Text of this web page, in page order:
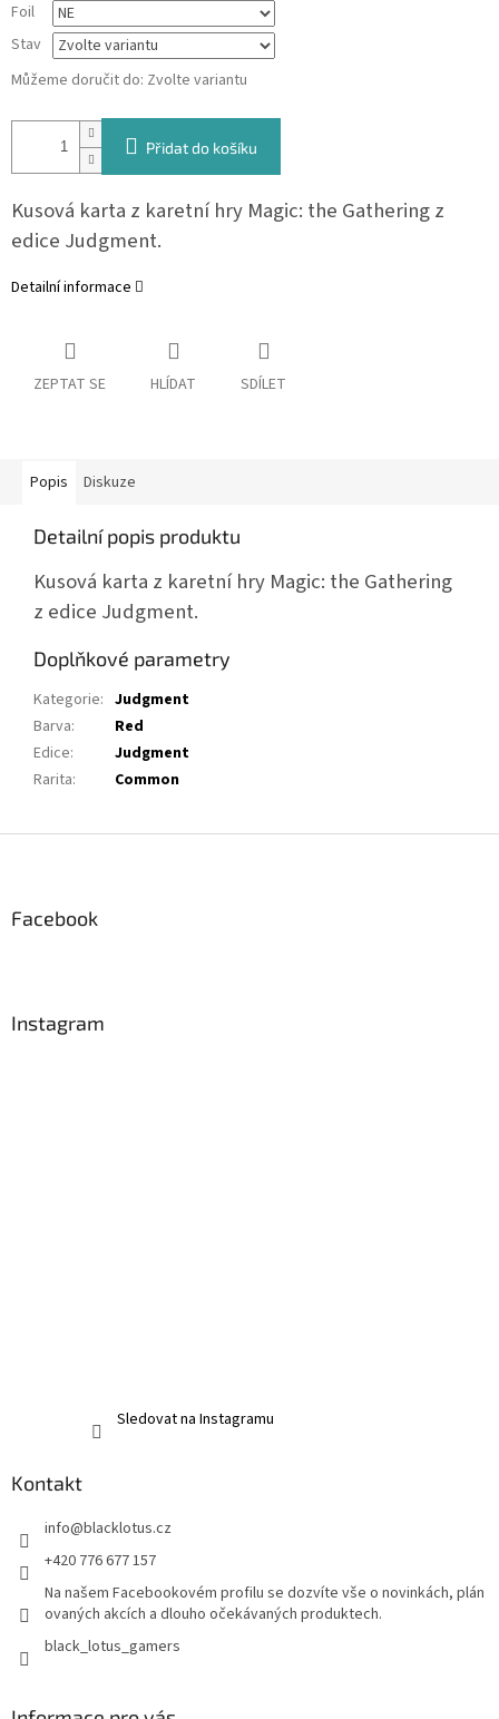
Foil
Stav
Můžeme doručit do: Zvolte variantu
Přidat do košíku
Kusová karta z karetní hry Magic: the Gathering z
edice Judgment.
Detailní informace
ZEPTAT SE HLÍDAT SDÍLET
Popis Diskuze
Detailní popis produktu
Kusová karta z karetní hry Magic: the Gathering
z edice Judgment.
Doplňkové parametry
Kategorie: Judgment
Barva:
Red
Edice:
Judgment
Rarita: Common
Facebook
Instagram
Sledovat na Instagramu
Kontakt
info@blacklotus.cz
+420 776 677 157
Na našem Facebookovém profilu se dozvíte vše o novinkách, plán
ovaných akcích a dlouho očekávaných produktech.
black_lotus_gamers